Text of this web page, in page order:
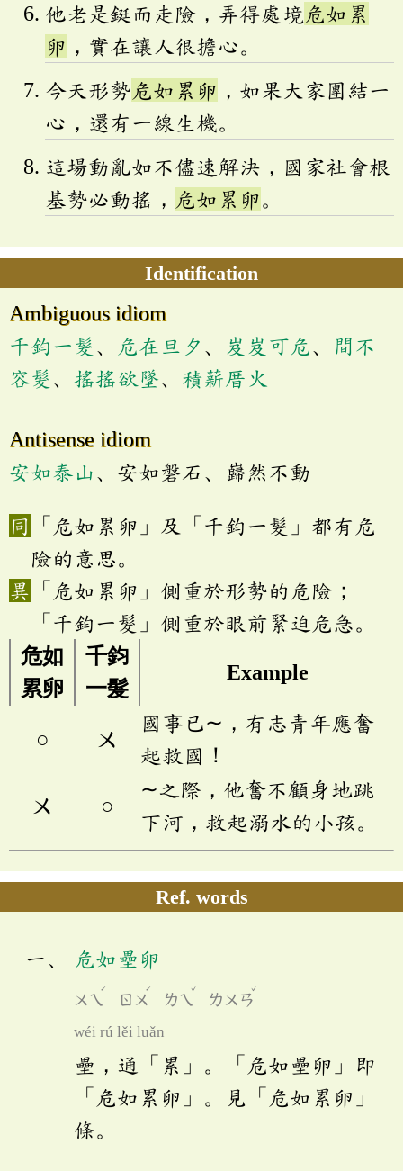
他老是鋌而走險，弄得處境危如累
卵 ，實在讓人很擔心。
今天形勢危如累卵 ，如果大家團結一
心，還有一線生機。
這場動亂如不儘速解決，國家社會根
基勢必動搖， 危如累卵。
Identification
Ambiguous idiom
千鈞一髮 、 危在旦夕 、 岌岌可危、
間不
容髮 、 搖搖欲墜、 積薪厝火
Antisense idiom
安如泰山、安如磐石、巋然不動
「危如累卵」及「千鈞一髮」都有危
險的意思。
「危如累卵」側重於形勢的危險；
「千鈞一髮」側重於眼前緊迫危急。
危如
累卵
千鈞
一髮
Example
○ ㄨ
國事已∼，有志青年應奮
起救國！
ㄨ ○
∼之際，他奮不顧身地跳
下河，救起溺水的小孩。
Ref. words
危如壘卵
ㄨㄟ
ˊ
ㄖㄨ
ˊ
ㄌㄟ
ˇ
ㄌㄨㄢ
ˇ
wéi rú lěi luǎn
壘，通「累」。「危如壘卵」即
「危如累卵」。見「危如累卵」
條。